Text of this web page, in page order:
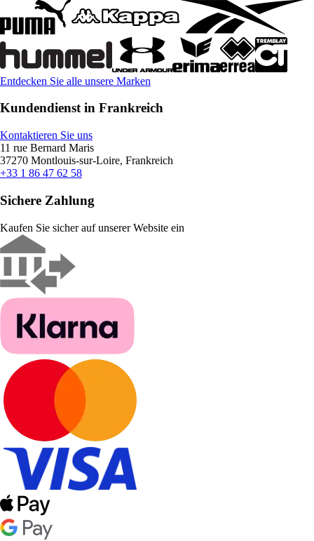
Entdecken Sie alle unsere Marken
Kundendienst in Frankreich
Kontaktieren Sie uns
11 rue Bernard Maris
37270 Montlouis-sur-Loire, Frankreich
+33 1 86 47 62 58
Sichere Zahlung
Kaufen Sie sicher auf unserer Website ein